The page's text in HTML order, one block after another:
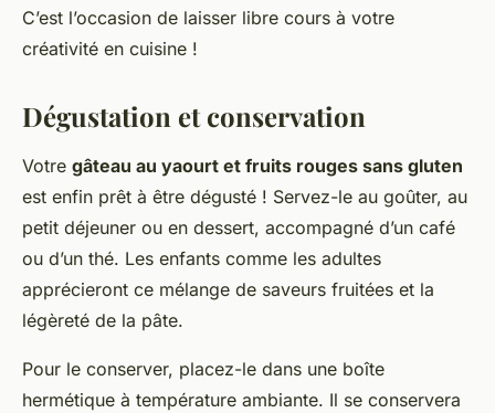
C’est l’occasion de laisser libre cours à votre
créativité en cuisine !
Dégustation et conservation
Votre gâteau au yaourt et fruits rouges sans gluten
est enfin prêt à être dégusté ! Servez-le au goûter, au
petit déjeuner ou en dessert, accompagné d’un café
ou d’un thé. Les enfants comme les adultes
apprécieront ce mélange de saveurs fruitées et la
légèreté de la pâte.
Pour le conserver, placez-le dans une boîte
hermétique à température ambiante. Il se conservera